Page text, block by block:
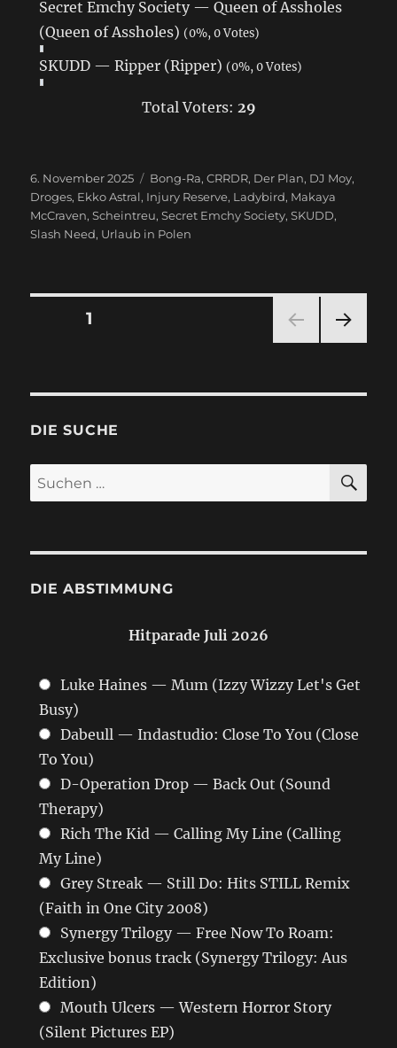
Secret Emchy Society — Queen of Assholes
(Queen of Assholes) (0%, 0 Votes)
SKUDD — Ripper (Ripper) (0%, 0 Votes)
Total Voters: 29
Veröffentlicht
am
6. November 2025 Schlagwörter
Bong-Ra,CRRDR, Der Plan, DJ Moy,
Droges, Ekko Astral, Injury Reserve, Ladybird, Makaya
McCraven,Scheintreu,Secret Emchy Society,SKUDD,
Slash Need, Urlaub in Polen
Seitennummerierung
Beiträge
1
E
DIE SUCHE
Suchen
nach:
DIE ABSTIMMUNG
Hitparade Juli 2026
Luke Haines — Mum (Izzy Wizzy Let's Get
Busy)
Dabeull — Indastudio: Close To You (Close
To You)
D-Operation Drop — Back Out (Sound
Therapy)
Rich The Kid — Calling My Line (Calling
My Line)
Grey Streak — Still Do: Hits STILL Remix
(Faith in One City 2008)
Synergy Trilogy — Free Now To Roam:
Exclusive bonus track (Synergy Trilogy: Aus
Edition)
Mouth Ulcers — Western Horror Story
(Silent Pictures EP)